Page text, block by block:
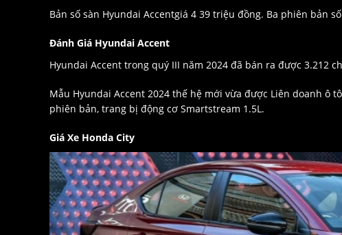
Bản số sàn Hyundai Accentgiá 4 39 triệu đồng. Ba phiên bản
Đánh Giá Hyundai Accent
Hyundai Accent trong quý III năm 2024 đã bán ra được 3.212
Mẫu Hyundai Accent 2024 thế hệ mới vừa được Liên doanh ô
phiên bản, trang bị động cơ Smartstream 1.5L.
Giá Xe Honda City